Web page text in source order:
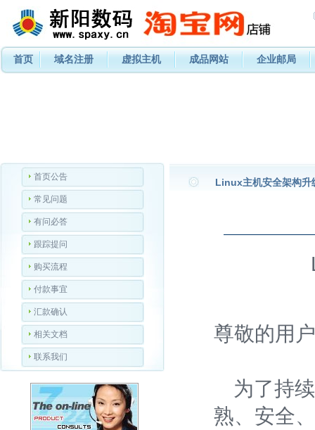
首页 域名注册 虚拟主机 成品网站 企业邮局
首页公告
常见问题
有问必答
跟踪提问
购买流程
付款事宜
汇款确认
相关文档
联系我们
Linux主机安全架构升
尊敬的用户
为了持续
熟、安全